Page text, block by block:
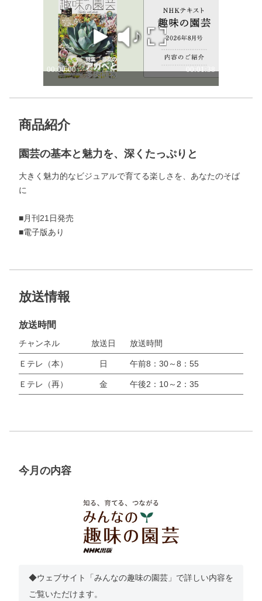
商品紹介
園芸の基本と魅力を、深くたっぷりと
大きく魅力的なビジュアルで育てる楽しさを、あなたのそば
に
■月刊21日発売
■電子版あり
放送情報
放送時間
チャンネル 放送日 放送時間
Ｅテレ（本） 日 午前8：30～8：55
Ｅテレ（再） 金 午後2：10～2：35
今月の内容
◆ウェブサイト「みんなの趣味の園芸」で詳しい内容を
ご覧いただけます。